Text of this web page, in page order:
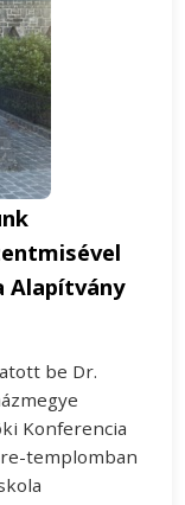
Alapítvány
be Dr.
Konferencia
templomban